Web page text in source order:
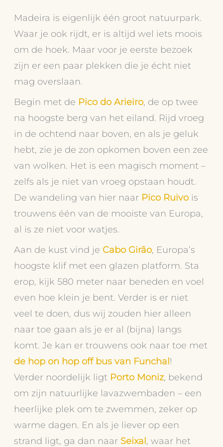
Madeira is eigenlijk één groot natuurpark.
Waar je ook rijdt, er is altijd wel iets moois
om de hoek. Maar voor je eerste bezoek
zijn er een paar plekken die je écht niet
mag overslaan.
Begin met de Pico do Arieiro, de op twee
na hoogste berg van het eiland. Rijd vroeg
in de ochtend naar boven, en als je geluk
hebt, zie je de zon opkomen boven een zee
van wolken. Het is een magisch moment –
zelfs als je niet van vroeg opstaan houdt.
De wandeling van hier naar Pico Ruivo is
trouwens één van de mooiste van Europa,
al is ze niet voor watjes.
Aan de kust vind je Cabo Girão, Europa’s
hoogste klif met een glazen platform. Sta
erop, kijk 580 meter naar beneden en voel
even hoe klein je bent. Verder is er niet
veel te doen, dus wij zouden hier alleen
naar toe gaan als je er al (bijna) langs
komt. Je kan er trouwens ook naar toe met
de hop on hop off bus van Funchal!
Verder noordelijk ligt Porto Moniz, bekend
om zijn natuurlijke lavazwembaden – een
heerlijke plek om te zwemmen, zeker op
warme dagen. En als je liever op een
strand ligt, ga dan naar Seixal, waar het